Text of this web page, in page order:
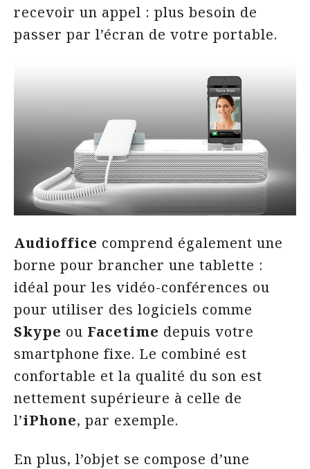
recevoir un appel : plus besoin de
passer par l’écran de votre portable.
Audioffice comprend également une
borne pour brancher une tablette :
idéal pour les vidéo-conférences ou
pour utiliser des logiciels comme
Skype ou Facetime depuis votre
smartphone fixe. Le combiné est
confortable et la qualité du son est
nettement supérieure à celle de
l’iPhone, par exemple.
En plus, l’objet se compose d’une